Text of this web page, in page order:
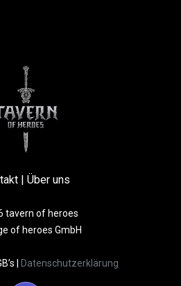
Über uns
tavern of heroes
of heroes GmbH
Datenschutzerklärung​